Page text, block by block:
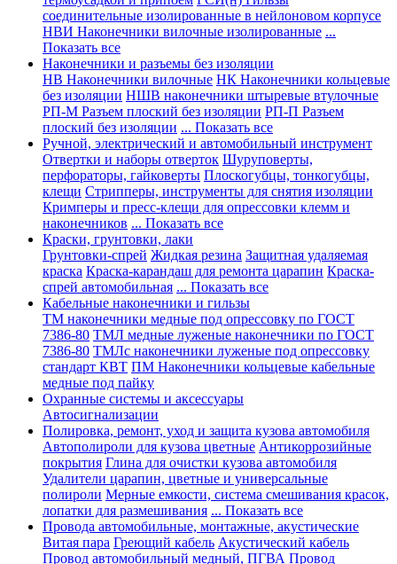
соединительные изолированные в нейлоновом корпусе
НВИ Наконечники вилочные изолированные ...
Показать все
Наконечники и разъемы без изоляции
НВ Наконечники вилочные НК Наконечники кольцевые
без изоляции НШВ наконечники штыревые втулочные
РП-М Разъем плоский без изоляции РП-П Разъем
плоский без изоляции ... Показать все
Ручной, электрический и автомобильный инструмент
Отвертки и наборы отверток Шуруповерты,
перфораторы, гайковерты Плоскогубцы, тонкогубцы,
клещи Стрипперы, инструменты для снятия изоляции
Кримперы и пресс-клещи для опрессовки клемм и
наконечников ... Показать все
Краски, грунтовки, лаки
Грунтовки-спрей Жидкая резина Защитная удаляемая
краска Краска-карандаш для ремонта царапин Краска-
спрей автомобильная ... Показать все
Кабельные наконечники и гильзы
ТМ наконечники медные под опрессовку по ГОСТ
7386-80 ТМЛ медные луженые наконечники по ГОСТ
7386-80 ТМЛс наконечники луженые под опрессовку
стандарт КВТ ПМ Наконечники кольцевые кабельные
медные под пайку
Охранные системы и аксессуары
Автосигнализации
Полировка, ремонт, уход и защита кузова автомобиля
Автополироли для кузова цветные Антикоррозийные
покрытия Глина для очистки кузова автомобиля
Удалители царапин, цветные и универсальные
полироли Мерные емкости, система смешивания красок,
лопатки для размешивания ... Показать все
Провода автомобильные, монтажные, акустические
Витая пара Греющий кабель Акустический кабель
Провод автомобильный медный, ПГВА Провод